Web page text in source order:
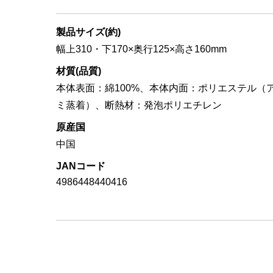
製品サイズ(約)
幅上310・下170×奥行125×高さ160mm
材質(品質)
本体表面：綿100%、本体内面：ポリエステル（
ミ蒸着）、断熱材：発泡ポリエチレン
原産国
中国
JANコード
4986448440416